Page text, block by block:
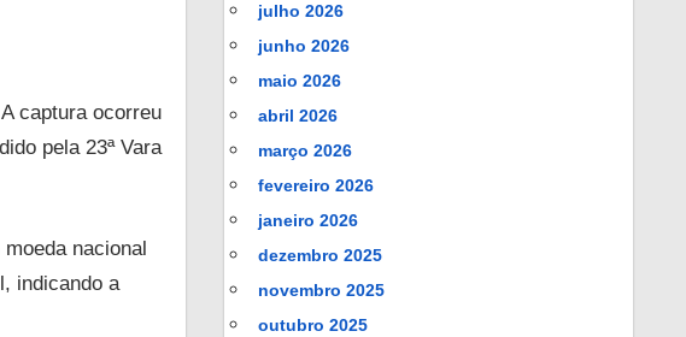
captura ocorreu
pela 23ª Vara
nacional
indicando a
julho 2026
junho 2026
maio 2026
abril 2026
março 2026
fevereiro 2026
janeiro 2026
dezembro 2025
novembro 2025
outubro 2025